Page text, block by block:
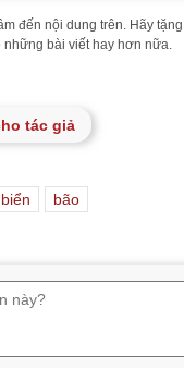
đến nội dung trên. Hãy
bài viết hay hơn nữa.
tác giả
biển bão